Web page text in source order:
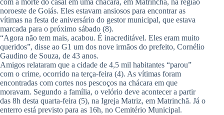
com a morte do casal em uma chácara, em Matrinchã, na região
noroeste de Goiás. Eles estavam ansiosos para encontrar as
vítimas na festa de aniversário do gestor municipal, que estava
marcada para o próximo sábado (8).
“Agora não tem mais, acabou. É inacreditável. Eles eram muito
queridos”, disse ao G1 um dos nove irmãos do prefeito, Cornélio
Gaudino de Souza, de 43 anos.
Amigos relataram que a cidade de 4,5 mil habitantes “parou”
com o crime, ocorrido na terça-feira (4). As vítimas foram
encontradas com cortes nos pescoços na chácara em que
moravam. Segundo a família, o velório deve acontecer a partir
das 8h desta quarta-feira (5), na Igreja Matriz, em Matrinchã. Já o
enterro está previsto para as 16h, no Cemitério Municipal.